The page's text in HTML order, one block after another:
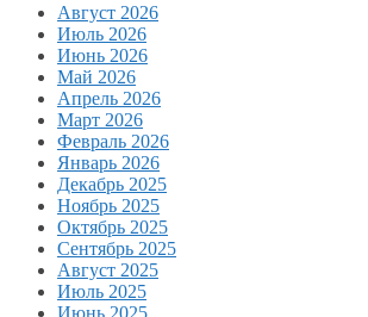
Август 2026
Июль 2026
Июнь 2026
Май 2026
Апрель 2026
Март 2026
Февраль 2026
Январь 2026
Декабрь 2025
Ноябрь 2025
Октябрь 2025
Сентябрь 2025
Август 2025
Июль 2025
Июнь 2025